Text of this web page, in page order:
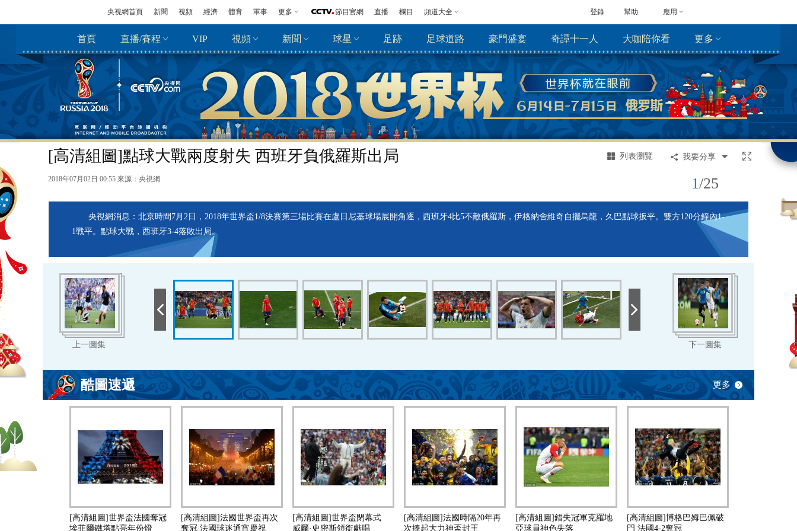
央視網首頁 新聞 視頻 經濟 體育 軍事 更多 節目官網 直播 欄目 頻道大全 幫助 應用
登錄
首頁 直播/賽程 VIP 視頻 新聞 球星 足跡 足球道路 豪門盛宴 奇譚十一人 大咖陪你看 更多
[高清組圖]點球大戰兩度射失 西班牙負俄羅斯出局
1/25
列表瀏覽 我要分享
2018年07月02日 00:55 來源： 央視網
央視網消息：北京時間7月2日，2018年世界盃1/8決賽第三場比賽在盧日尼基球場展開角逐，西班牙4比5不敵俄羅斯，伊格納舍維奇自擺烏龍，久巴點球扳平。雙方120分鐘內1-
1戰平。點球大戰，西班牙3-4落敗出局。
上一圖集 下一圖集
酷圖速遞 更多
[高清組圖]世界盃法國奪冠
埃菲爾鐵塔點亮年份燈
[高清組圖]法國世界盃再次
奪冠 法國球迷通宵慶祝
[高清組圖]世界盃閉幕式
威爾·史密斯領銜獻唱
[高清組圖]法國時隔20年再
次捧起大力神盃封王
[高清組圖]錯失冠軍克羅地
亞球員神色失落
[高清組圖]博格巴姆巴佩破
門 法國4-2奪冠